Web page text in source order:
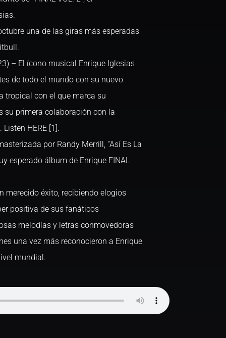
una de las giras más esperadas
– El ícono musical Enrique Iglesias
de todo el mundo con su nuevo
tropical con el que marca su
su primera colaboración con la
HERE [1].
por Randy Merrill, “Así Es La
esperado álbum de Enrique FINAL
merecido éxito, recibiendo elogios
positiva de sus fanáticos
melodías y letras conmovedoras
una vez más reconocieron a Enrique
mundial.